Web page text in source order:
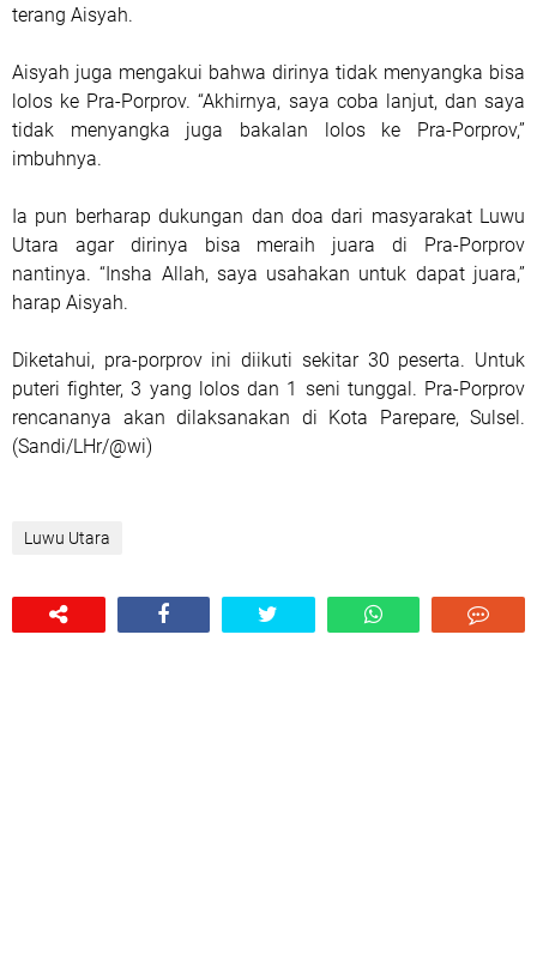
terang Aisyah.
Aisyah juga mengakui bahwa dirinya tidak menyangka bisa
lolos ke Pra-Porprov. “Akhirnya, saya coba lanjut, dan saya
tidak menyangka juga bakalan lolos ke Pra-Porprov,”
imbuhnya.
Ia pun berharap dukungan dan doa dari masyarakat Luwu
Utara agar dirinya bisa meraih juara di Pra-Porprov
nantinya. “Insha Allah, saya usahakan untuk dapat juara,”
harap Aisyah.
Diketahui, pra-porprov ini diikuti sekitar 30 peserta. Untuk
puteri fighter, 3 yang lolos dan 1 seni tunggal. Pra-Porprov
rencananya akan dilaksanakan di Kota Parepare, Sulsel.
(Sandi/LHr/@wi)
Luwu Utara